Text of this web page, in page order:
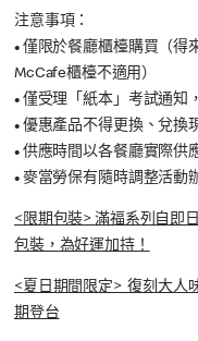
注意事項：
• 僅限於餐廳櫃檯購買（得
McCafe櫃檯不適用）
• 僅受理「紙本」考試通知
• 優惠產品不得更換、兌換
• 供應時間以各餐廳實際供
• 麥當勞保有隨時調整活動
<限期包裝> 滿福系列自即
包裝，為好運加持！
<夏日期間限定> 復刻大人
期登台